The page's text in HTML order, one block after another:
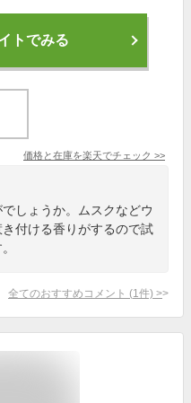
トでみる
価格と在庫を楽天でチェック >>
しょうか。ムスクなどウ
付ける香りがするので試
全てのおすすめコメント (1 件) >